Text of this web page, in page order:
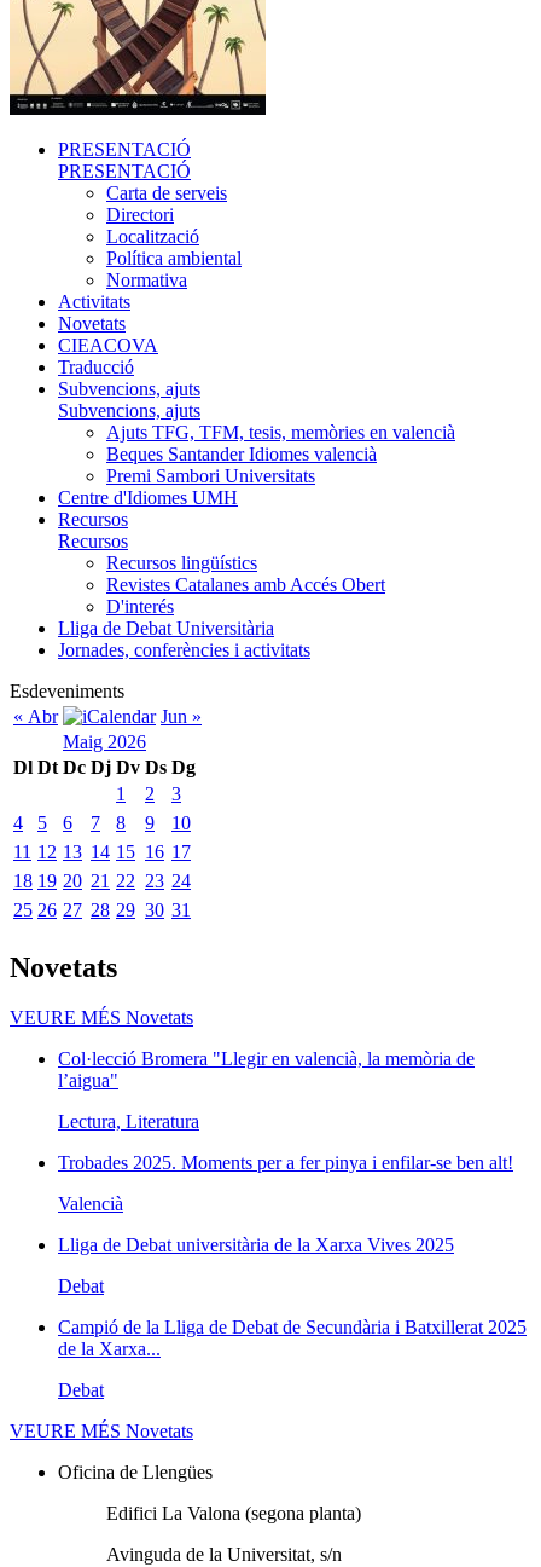
PRESENTACIÓ
PRESENTACIÓ
Carta de serveis
Directori
Localització
Política ambiental
Normativa
Activitats
Novetats
CIEACOVA
Traducció
Subvencions, ajuts
Subvencions, ajuts
Ajuts TFG, TFM, tesis, memòries en valencià
Beques Santander Idiomes valencià
Premi Sambori Universitats
Centre d'Idiomes UMH
Recursos
Recursos
Recursos lingüístics
Revistes Catalanes amb Accés Obert
D'interés
Lliga de Debat Universitària
Jornades, conferències i activitats
Esdeveniments
« Abr
Jun »
Maig 2026
Dl Dt Dc Dj Dv Ds Dg
1
2
3
4
5 6 7 8 9
10
11 12 13 14 15 16 17
18 19 20 21 22 23 24
25 26 27 28 29 30 31
Novetats
VEURE MÉS Novetats
Col·lecció Bromera "Llegir en valencià, la memòria de
l’aigua"
Lectura, Literatura
Trobades 2025. Moments per a fer pinya i enfilar-se ben alt!
Valencià
Lliga de Debat universitària de la Xarxa Vives 2025
Debat
Campió de la Lliga de Debat de Secundària i Batxillerat 2025
de la Xarxa...
Debat
VEURE MÉS Novetats
Oficina de Llengües
Edifici La Valona (segona planta)
Avinguda de la Universitat, s/n